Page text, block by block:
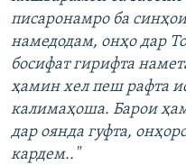
писаронамро ба
намедодам, онҳо дар
босифат гирифта
ҳамин хел пеш рафта
калимаҳоша. Барои
дар оянда гуфта,
кардем.."